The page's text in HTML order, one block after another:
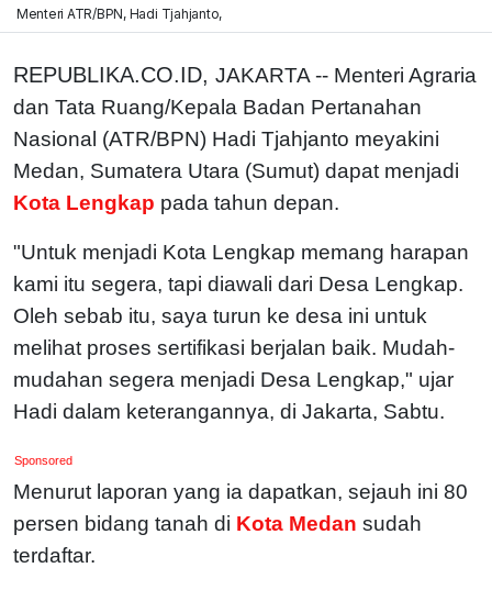
Menteri ATR/BPN, Hadi Tjahjanto,
REPUBLIKA.CO.ID, JAKARTA -- Menteri Agraria
dan Tata Ruang/Kepala Badan Pertanahan
Nasional (ATR/BPN) Hadi Tjahjanto meyakini
Medan, Sumatera Utara (Sumut) dapat menjadi
Kota Lengkap pada tahun depan.
"Untuk menjadi Kota Lengkap memang harapan
kami itu segera, tapi diawali dari Desa Lengkap.
Oleh sebab itu, saya turun ke desa ini untuk
melihat proses sertifikasi berjalan baik. Mudah-
mudahan segera menjadi Desa Lengkap," ujar
Hadi dalam keterangannya, di Jakarta, Sabtu.
Sponsored
Menurut laporan yang ia dapatkan, sejauh ini 80
persen bidang tanah di Kota Medan sudah
terdaftar.